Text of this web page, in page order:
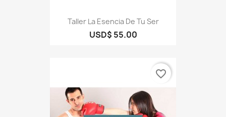
Taller La Esencia De Tu Ser
USD$ 55.00
favorite_border